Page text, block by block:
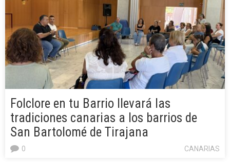
Folclore en tu Barrio llevará las
tradiciones canarias a los barrios de
San Bartolomé de Tirajana
CANARIAS
0